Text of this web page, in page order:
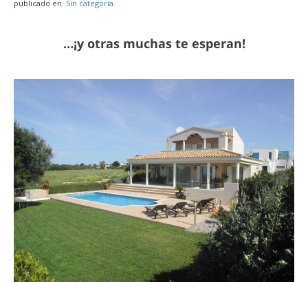
publicado en: Sin categoría
…¡y otras muchas te esperan!